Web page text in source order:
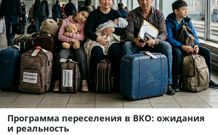
Программа переселения в ВКО: ожидания
и реальность